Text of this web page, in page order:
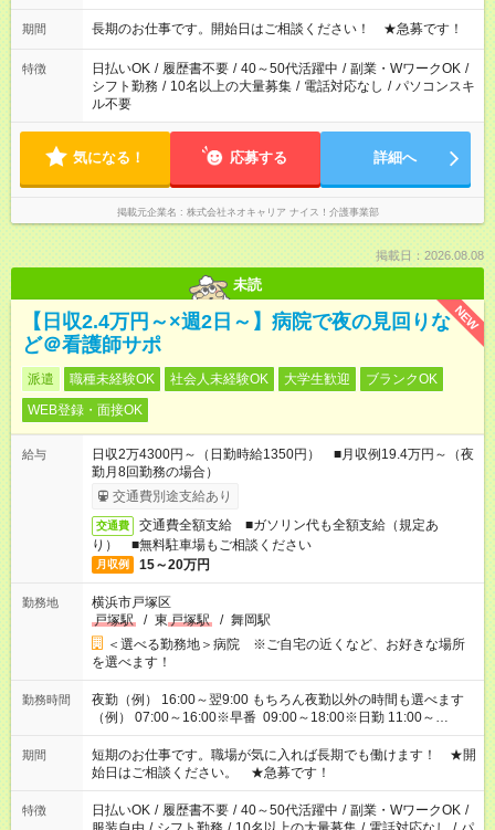
※シフトはご希望に合わせて調整可能です。 その他、 ＊週4日・
1日7時間 ＊日勤のみ ＊土日休み ＊午前だけ・午後だけ ＊平日
仕事をご紹介できます！ 登録の際に、あなたのご希望をお聞か
せください。
期間 長期のお仕事です。開始日はご相談ください！ ★急募です！
特徴 日払いOK / 履歴書不要 / 40～50代活躍中 / 副業・WワークOK /
シフト勤務 / 10名以上の大量募集 / 電話対応なし / パソコンスキ
ル不要
気になる！ 応募する 詳細へ
掲載元企業名 株式会社ネオキャリア ナイス！介護事業部
掲載日：2026.08.08
未読
NEW
【日収2.4万円～×週2日～】病院で夜の見回りな
ど＠看護師サポ
派遣 職種未経験OK 社会人未経験OK 大学生歓迎
ブランクOK
WEB登録・面接OK
給与
日収2万4300円～（日勤時給1350円） ■月収例19.4万円～（夜
勤月8回勤務の場合）
交通費別途支給あり
交通費
交通費全額支給 ■ガソリン代も全額支給（規定あ
り） ■無料駐車場もご相談ください
月収例 15～20万円
勤務地
横浜市戸塚区
戸塚駅
/ 東 戸塚駅 / 舞岡駅
＜選べる勤務地＞病院 ※ご自宅の近くなど、お好きな場所
を選べます！
勤務時間
夜勤（例） 16:00～翌9:00 もちろん夜勤以外の時間も選べます
（例） 07:00～16:00※早番 09:00～18:00※日勤 11:00～
20:00※遅番 ※時間は、固定・選べる施設もあるので、ご希望が
あれば調整できます！ ※シフト制。勤務地により実働時間が異
なります。★家庭の都合でお休みが必要な場合も遠慮なくご相談
ください。
期間
短期のお仕事です。職場が気に入れば長期でも働けます！ ★開
始日はご相談ください。 ★急募です！
特徴 日払いOK / 履歴書不要 / 40～50代活躍中 / 副業・WワークOK /